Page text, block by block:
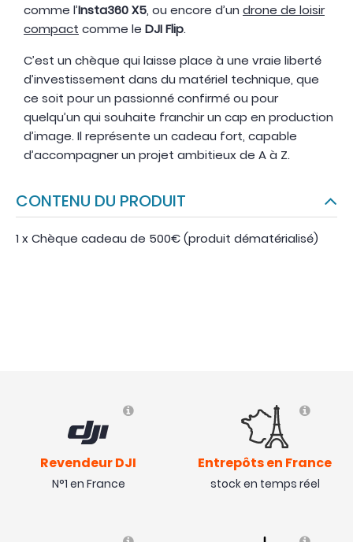
comme l’Insta360 X5, ou encore d’un drone de loisir
compact comme le DJI Flip.
C’est un chèque qui laisse place à une vraie liberté
d’investissement dans du matériel technique, que
ce soit pour un passionné confirmé ou pour
quelqu’un qui souhaite franchir un cap en production
d’image. Il représente un cadeau fort, capable
d’accompagner un projet ambitieux de A à Z.
CONTENU DU PRODUIT
1 x Chèque cadeau de 500€ (produit dématérialisé)
Revendeur DJI
N°1 en France
Entrepôts en France
stock en temps réel